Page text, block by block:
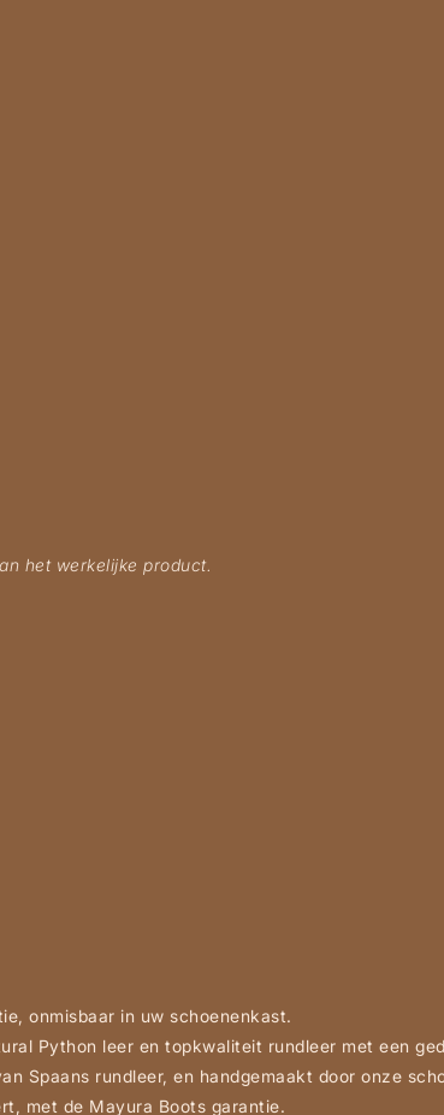
het werkelijke product.
onmisbaar in uw schoenenkast.
Python leer en topkwaliteit rundleer met een
Spaans rundleer, en handgemaakt door onze
met de Mayura Boots garantie.